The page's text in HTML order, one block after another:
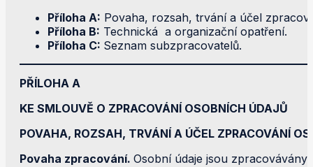
Příloha A: Povaha, rozsah, trvání a účel
Příloha B: Technická a organizační opatření.
Příloha C: Seznam subzpracovatelů.
PŘÍLOHA A
KE SMLOUVĚ O ZPRACOVÁNÍ OSOBNÍCH ÚDAJŮ
POVAHA, ROZSAH, TRVÁNÍ A ÚČEL ZPRACOVÁNÍ
Povaha zpracování. Osobní údaje jsou